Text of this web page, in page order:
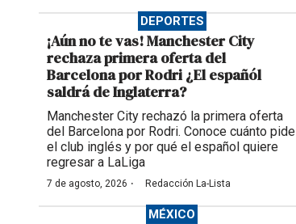
DEPORTES
¡Aún no te vas! Manchester City
rechaza primera oferta del
Barcelona por Rodri ¿El españól
saldrá de Inglaterra?
Manchester City rechazó la primera oferta
del Barcelona por Rodri. Conoce cuánto pide
el club inglés y por qué el español quiere
regresar a LaLiga
7 de agosto, 2026 · Redacción La-Lista
MÉXICO